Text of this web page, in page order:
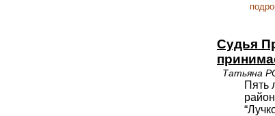
Судья
Татьяна
Пять